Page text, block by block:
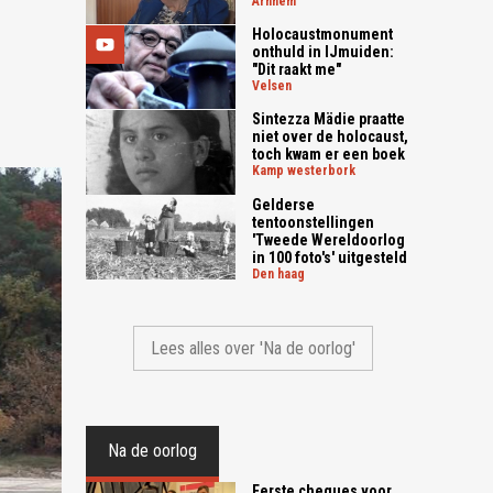
Holocaustmonument
onthuld in IJmuiden:
"Dit raakt me"
velsen
Sintezza Mädie praatte
niet over de holocaust,
toch kwam er een boek
kamp westerbork
Gelderse
tentoonstellingen
'Tweede Wereldoorlog
in 100 foto's' uitgesteld
den haag
Lees alles over 'Na de oorlog'
Na de oorlog